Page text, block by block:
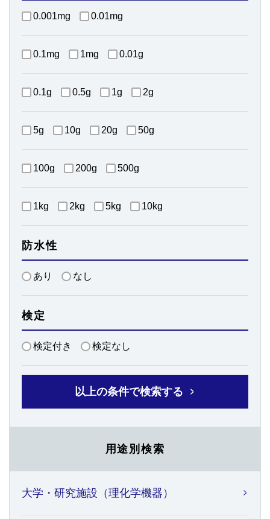
0.001mg 0.01mg
0.1mg 1mg 0.01g
0.1g 0.5g 1g 2g
5g 10g 20g 50g
100g 200g 500g
1kg 2kg 5kg 10kg
防水性
あり なし
検定
検定付き 検定なし
以上の条件で検索する
用途別検索
大学・研究施設（理化学機器）